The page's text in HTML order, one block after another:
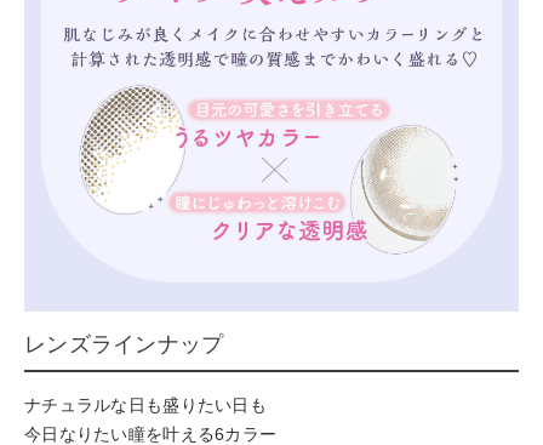
レンズラインナップ
ナチュラルな日も盛りたい日も
今日なりたい瞳を叶える6カラー